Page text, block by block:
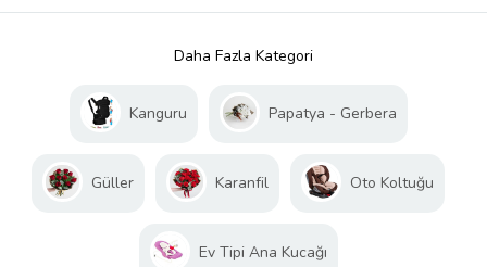
Daha Fazla Kategori
Kanguru Papatya - Gerbera
Güller Karanfil Oto Koltuğu
Ev Tipi Ana Kucağı